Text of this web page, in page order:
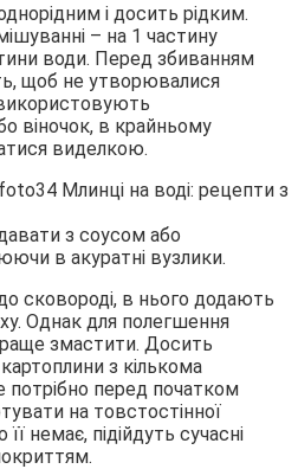
і досить рідким.
– на 1 частину
води. Перед збиванням
щоб не утворювалися
віночок, в крайньому
виделкою.
з соусом або
в акуратні вузлики.
сковороді, в нього додають
Однак для полегшення
змастити. Досить
з кількома
потрібно перед початком
на товстостінної
немає, підійдуть сучасні